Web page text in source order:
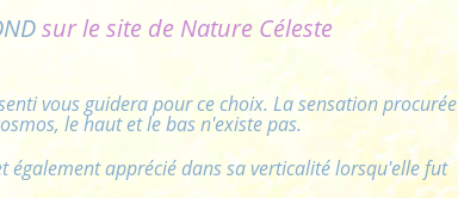
sur le site de Nature Céleste
vous guidera pour ce choix. La sensation procurée
le haut et le bas n'existe pas.
également apprécié dans sa verticalité lorsqu'elle fut